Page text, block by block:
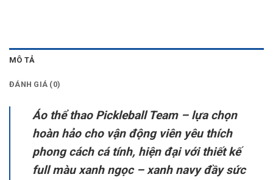
MÔ TẢ
ĐÁNH GIÁ (0)
Áo thể thao Pickleball Team – lựa chọn
hoàn hảo cho vận động viên yêu thích
phong cách cá tính, hiện đại với thiết kế
full màu xanh ngọc – xanh navy đầy sức